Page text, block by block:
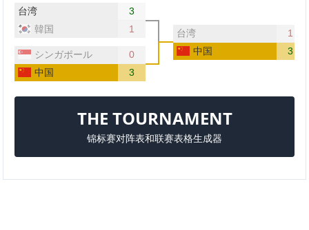
台湾
3
韓国
1
シンガポール
0
中国
3
台湾
1
中国
3
THE TOURNAMENT
锦标赛对阵表和联赛表格生成器